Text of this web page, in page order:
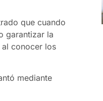
que cuando
garantizar la
al conocer los
mediante